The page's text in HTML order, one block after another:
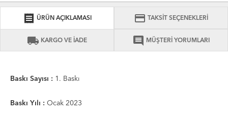
receipt ÜRÜN AÇIKLAMASI credit_card TAKSİT SEÇENEKLERİ
local_shipping KARGO VE İADE comment MÜŞTERİ YORUMLARI
Baskı Sayısı : 1. Baskı
Baskı Yılı : Ocak 2023